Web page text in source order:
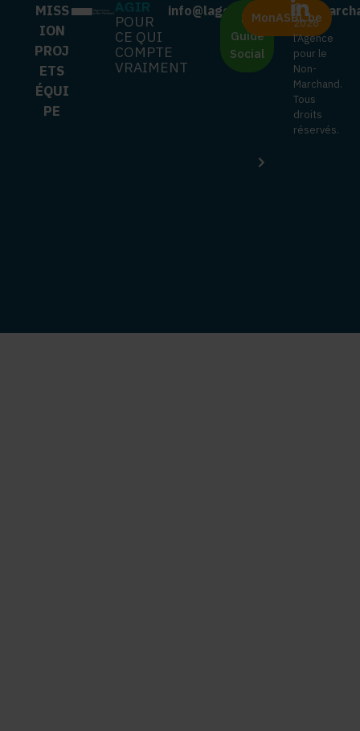
MISS
ION
PROJ
ETS
ÉQUI
PE
POUR
CE QUI
COMPTE
VRAIMENT
Le
Guide
Social
MonASBL.be
©
2026
l’Agence
pour le
Non-
Marchand.
Tous
droits
réservés.